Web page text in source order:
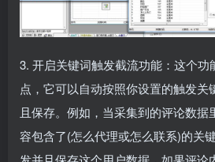
3. 开启关键词触发截流功能：这个功
点，它可以自动按照你设置的触发关
且保存。例如，当采集到的评论数据
容包含了(怎么代理或怎么联系)的关